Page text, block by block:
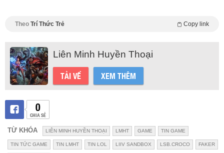
Theo Trí Thức Trẻ Copy link
Liên Minh Huyền Thoại
TẢI VỀ XEM THÊM
0
CHIA SẺ
TỪ KHÓA LIÊN MINH HUYỀN THOẠI LMHT GAME TIN GAME
TIN TỨC GAME TIN LMHT TIN LOL LIIV SANDBOX LSB.CROCO FAKER